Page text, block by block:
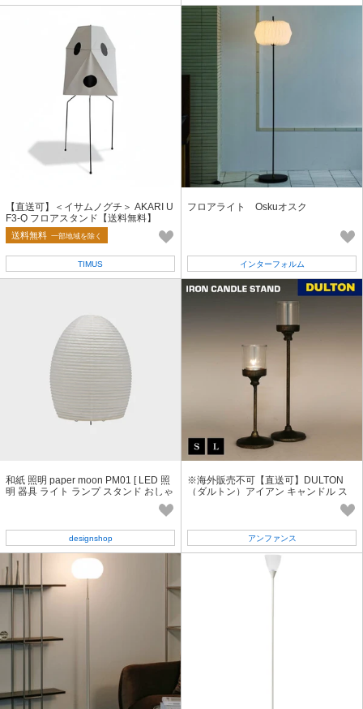
【直送可】＜イサムノグチ＞ AKARI U
F3-Q フロアスタンド【送料無料】
送料無料 一部地域を除く
TIMUS
フロアライト Oskuオスク
インターフォルム
和紙 照明 paper moon PM01 [ LED 照
明 器具 ライト ランプ スタンド おしゃ
designshop
※海外販売不可【直送可】DULTON
（ダルトン）アイアン キャンドル ス
アンファンス